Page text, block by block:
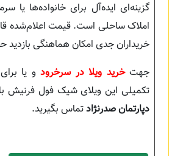
گزینه‌ای ایده‌آل برای خانواده‌ها یا
املاک ساحلی است. قیمت اعلام‌شده
خریداران جدی امکان هماهنگی
جهتخرید ویلا در سرخرود و یا
تکمیلی این ویلای شیک فول فرنیش
دپارتمان صدرنژادتماس بگیرید.